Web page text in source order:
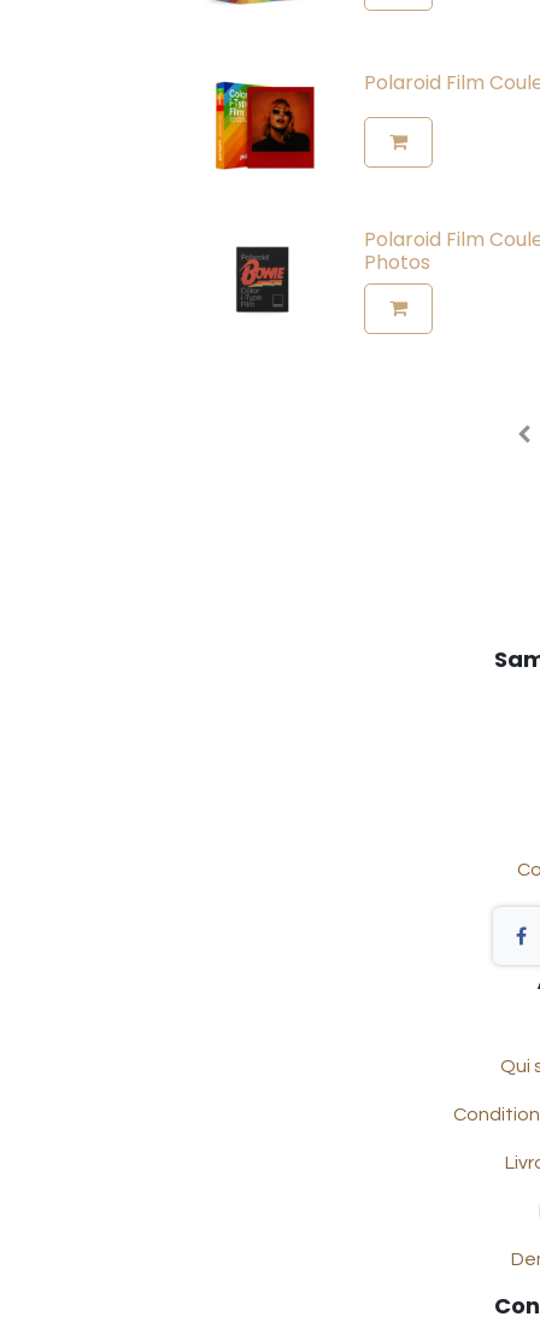
Polaroid Film
Polaroid Film
Photos
Qui